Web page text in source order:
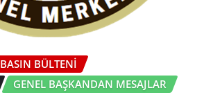
BASIN BÜLTENI
GENEL BAŞKANDAN MESAJLAR